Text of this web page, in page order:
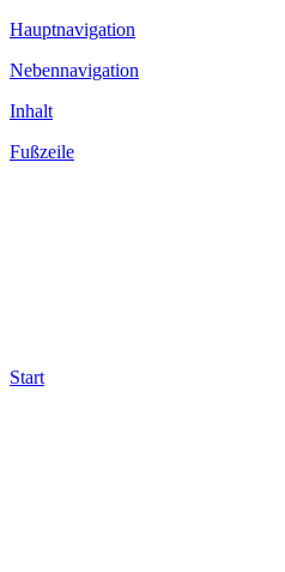
Hauptnavigation
Nebennavigation
Inhalt
Fußzeile
Start